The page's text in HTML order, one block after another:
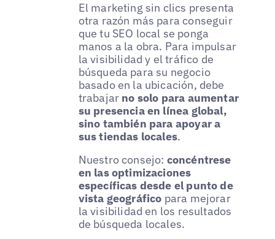
El marketing sin clics presenta
otra razón más para conseguir
que tu SEO local se ponga
manos a la obra. Para impulsar
la visibilidad y el tráfico de
búsqueda para su negocio
basado en la ubicación, debe
trabajar no solo para aumentar
su presencia en línea global,
sino también para apoyar a
sus tiendas locales.
Nuestro consejo: concéntrese
en las optimizaciones
específicas desde el punto de
vista geográfico para mejorar
la visibilidad en los resultados
de búsqueda locales.